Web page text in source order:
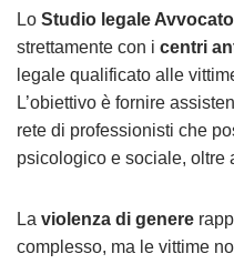
Lo Studio legale
strettamente con i centri
legale qualificato alle
L’obiettivo è fornire
rete di professionisti che
psicologico e sociale, oltre
La violenza di genere
complesso, ma le vittime